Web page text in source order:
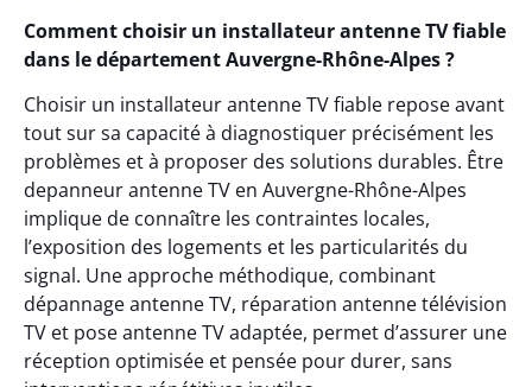
Comment choisir un installateur antenne TV fiable
dans le département Auvergne-Rhône-Alpes ?
Choisir un installateur antenne TV fiable repose avant
tout sur sa capacité à diagnostiquer précisément les
problèmes et à proposer des solutions durables. Être
depanneur antenne TV en Auvergne-Rhône-Alpes
implique de connaître les contraintes locales,
l’exposition des logements et les particularités du
signal. Une approche méthodique, combinant
dépannage antenne TV, réparation antenne télévision
TV et pose antenne TV adaptée, permet d’assurer une
réception optimisée et pensée pour durer, sans